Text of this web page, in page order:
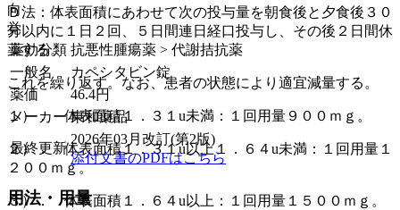
Ｄ法：体表面積にあわせて次の投与量を朝食後と夕食後３０
分以内に１日２回、５日間連日経口投与し、その後２日間休
薬する。
これを繰り返す。なお、患者の状態により適宜減量する。
１）． 体表面積１．３１u未満：１回用量９００ｍｇ。
２）． 体表面積１．３１u以上１．６４u未満：１回用量１
２００ｍｇ。
３）． 体表面積１．６４u以上：１回用量１５００ｍｇ。
向
覚
薬効分類 抗悪性腫瘍薬 > 代謝拮抗薬
一般名
カペシタビン錠
薬価
46.4円
メーカー 東和薬品
最終更新
2026年03月改訂(第2版)
添付文書のPDFはこちら
用法・用量